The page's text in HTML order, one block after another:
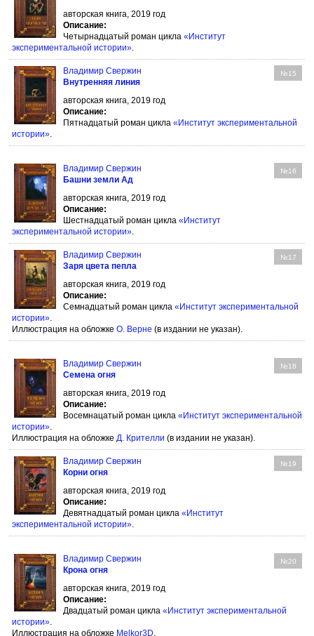
авторская книга, 2019 год
Описание:
Четырнадцатый роман цикла «Институт
экспериментальной истории».
Владимир Свержин №15
Внутренняя линия
авторская книга, 2019 год
Описание:
Пятнадцатый роман цикла «Институт экспериментальной
истории».
Владимир Свержин №16
Башни земли Ад
авторская книга, 2019 год
Описание:
Шестнадцатый роман цикла «Институт
экспериментальной истории».
Владимир Свержин №17
Заря цвета пепла
авторская книга, 2019 год
Описание:
Семнадцатый роман цикла «Институт экспериментальной
истории».
Иллюстрация на обложке О. Верне (в издании не указан).
Владимир Свержин №18
Семена огня
авторская книга, 2019 год
Описание:
Восемнацатый роман цикла «Институт экспериментальной
истории».
Иллюстрация на обложке Д. Крителли (в издании не указан).
Владимир Свержин №19
Корни огня
авторская книга, 2019 год
Описание:
Девятнадцатый роман цикла «Институт
экспериментальной истории».
Владимир Свержин №20
Крона огня
авторская книга, 2019 год
Описание:
Двадцатый роман цикла «Институт экспериментальной
истории».
Иллюстрация на обложке Melkor3D.